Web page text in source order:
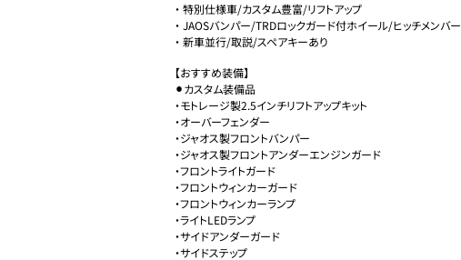
・ 特別仕様車/カスタム豊富/リフトアップ
・ JAOSバンパー/TRDロックガード付ホイール/ヒッチメンバー
・ 新車並行/取説/スペアキーあり
【おすすめ装備】
⚫︎カスタム装備品
・モトレージ製2.5インチリフトアップキット
・オーバーフェンダー
・ジャオス製フロントバンパー
・ジャオス製フロントアンダーエンジンガード
・フロントライトガード
・フロントウィンカーガード
・フロントウィンカーランプ
・ライトLEDランプ
・サイドアンダーガード
・サイドステップ